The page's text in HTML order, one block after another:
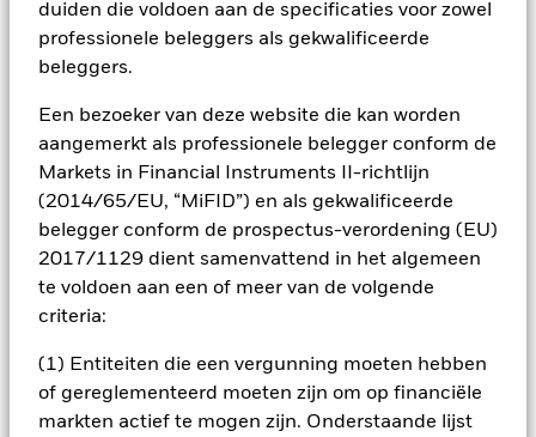
duiden die voldoen aan de specificaties voor zowel
professionele beleggers als gekwalificeerde
beleggers.
Een bezoeker van deze website die kan worden
aangemerkt als professionele belegger conform de
Markets in Financial Instruments II-richtlijn
(2014/65/EU, “MiFID”) en als gekwalificeerde
belegger conform de prospectus-verordening (EU)
2017/1129 dient samenvattend in het algemeen
te voldoen aan een of meer van de volgende
criteria:
(1) Entiteiten die een vergunning moeten hebben
of gereglementeerd moeten zijn om op financiële
markten actief te mogen zijn. Onderstaande lijst
uw belegging te behalen via een combinatie van
kapitaalgroei en inkomsten, met een beperkte correlatie met
marktschommelingen. Het Fonds benadert
blootstelling via een verscheidenheid aan
Fonds wereldwijd beleggen in aandeleneffecten (bijv.
aandelen), aandelengerelateerde effecten, vastrentende
effecten (bijv. obligaties), vastrentende gerelateerde
effecten, geldmarktinstrumenten (GMI's) (bijv.
schuldinstrumenten met korte looptijden), door activa
effecten (dit zijn financiële instrumenten die gedekt worden
door kasstromen uit schuld), deposito's, cash en andere
aandelengerelateerde en vastrentende gerelateerde
effecten omvatten financiële derivaatinstrumenten (FDI's)
(dit zijn beleggingen waarvan de prijzen gebaseerd zijn op